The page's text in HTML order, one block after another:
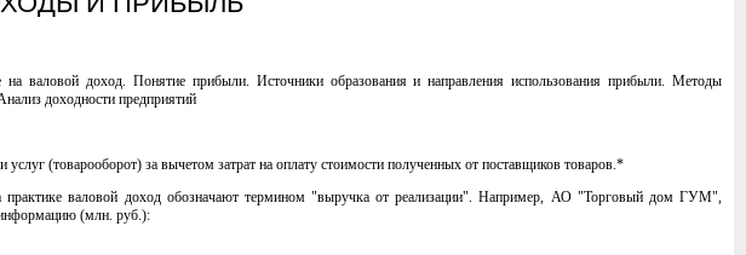
валовой доход. Понятие прибыли. Источники образования и направления использования прибыли. Методы
доходности предприятий
(товарооборот) за вычетом затрат на оплату стоимости полученных от поставщиков товаров.*
практике валовой доход обозначают термином "выручка от реализации". Например, АО "Торговый дом ГУМ",
информацию (млн. руб.):